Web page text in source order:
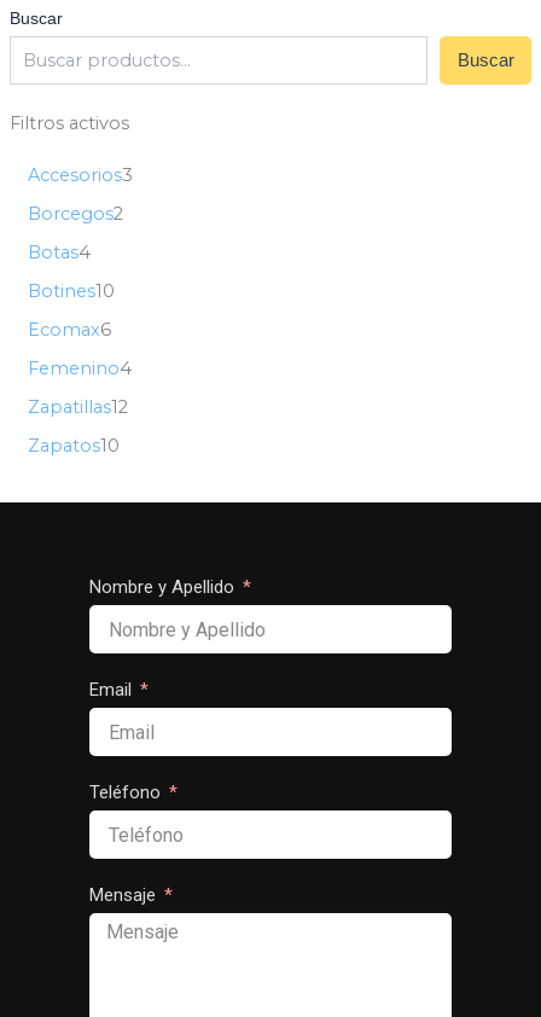
Buscar
Buscar
Filtros activos
Accesorios3
Borcegos2
Botas4
Botines10
Ecomax6
Femenino4
Zapatillas12
Zapatos10
Nombre y Apellido
Email
Teléfono
Mensaje